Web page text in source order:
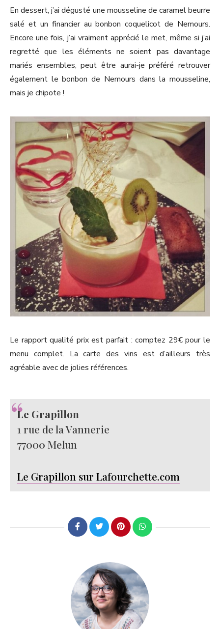
En dessert, j’ai dégusté une mousseline de caramel beurre
salé et un financier au bonbon coquelicot de Nemours.
Encore une fois, j’ai vraiment apprécié le met, même si j’ai
regretté que les éléments ne soient pas davantage
mariés ensembles, peut être aurai-je préféré retrouver
également le bonbon de Nemours dans la mousseline,
mais je chipote !
Le rapport qualité prix est parfait : comptez 29€ pour le
menu complet. La carte des vins est d’ailleurs très
agréable avec de jolies références.
Le Grapillon
1 rue de la Vannerie
77000 Melun
Le Grapillon sur Lafourchette.com